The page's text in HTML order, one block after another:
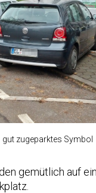
gut zugeparktes Symbol
gemütlich auf